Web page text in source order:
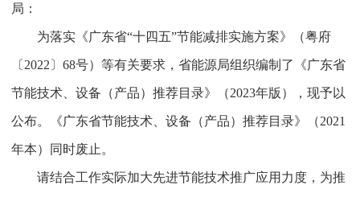
局：
为落实《广东省“十四五”节能减排实施方案》（粤府
〔2022〕68号）等有关要求，省能源局组织编制了《广东省
节能技术、设备（产品）推荐目录》（2023年版），现予以
公布。《广东省节能技术、设备（产品）推荐目录》（2021
年本）同时废止。
请结合工作实际加大先进节能技术推广应用力度，为推